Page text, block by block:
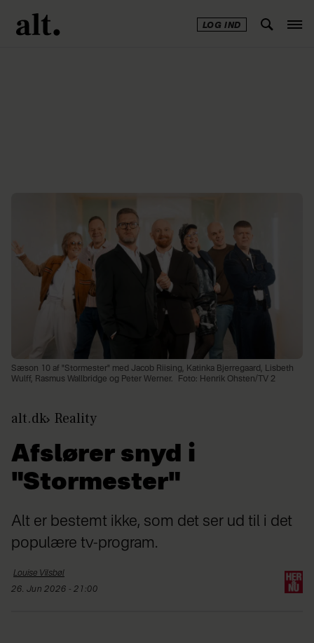
LOG IND
Sæson 10 af "Stormester" med Jacob Riising, Katinka Bjerregaard, Lisbeth
Wulff, Rasmus Wallbridge og Peter Werner.
Foto: Henrik Ohsten/TV 2
alt.dk Reality
Afslører snyd i
"Stormester"
Alt er bestemt ikke, som det ser ud til i det
populære tv-program.
Louise Vilsbøl
26. Jun 2026 - 21:00